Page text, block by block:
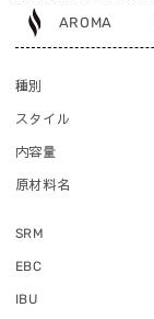
AROMA
種別
スタイル
内容量
原材料名
SRM
EBC
IBU